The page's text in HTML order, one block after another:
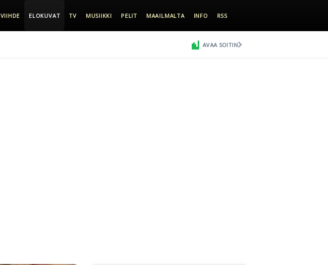
VIIHDE ELOKUVAT TV MUSIIKKI PELIT MAAILMALTA INFO RSS
AVAA SOITIN